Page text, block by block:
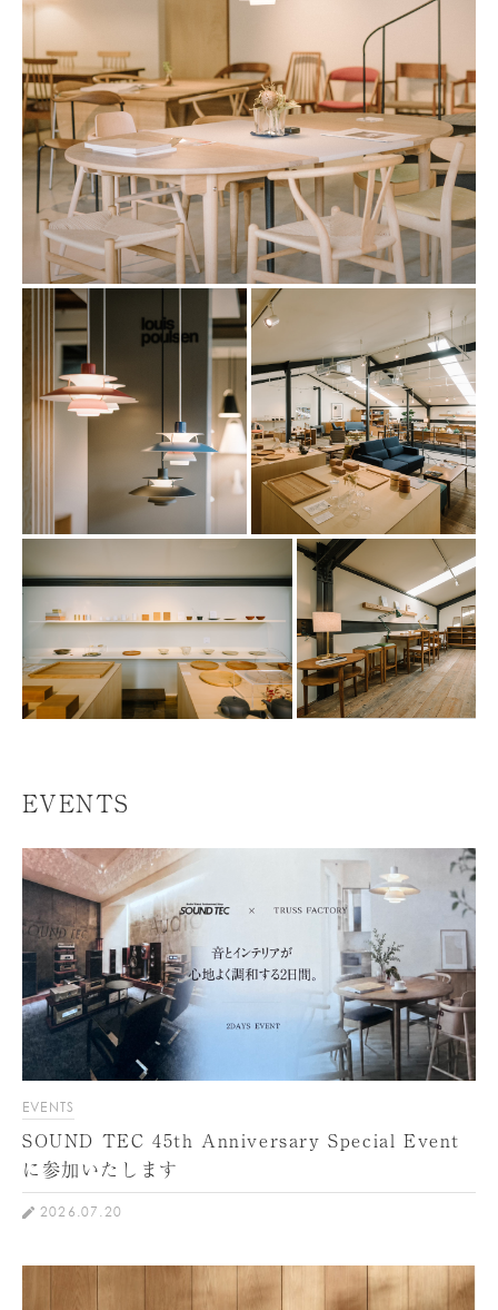
EVENTS
EVENTS
SOUND TEC 45th Anniversary Special Event
に参加いたします
2026.07.20